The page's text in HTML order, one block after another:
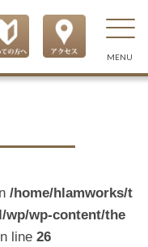
MENU
/home/hlamworks/t
wp/wp-content/the
line26